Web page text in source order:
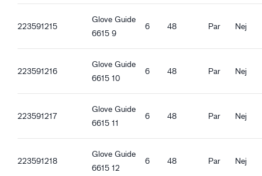
REACH kompatibel
Livsmedelsgodkänd - Alla sorters livsmedel
Antistatisk
ESD
Ergonomiska egenskaper
Säkerhetskrage
Pekskärmsfunktion
Bra torrgrepp
223591215
Glove Guide
6615 9
6 48 Par Nej
223591216
Glove Guide
6615 10
6 48 Par Nej
223591217
Glove Guide
6615 11
6 48 Par Nej
223591218
Glove Guide
6615 12
6 48 Par Nej